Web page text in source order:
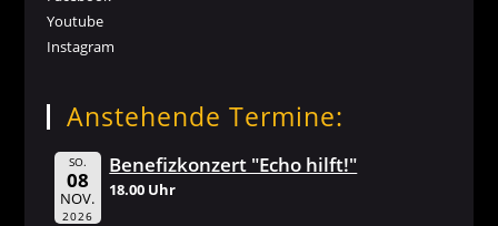
Youtube
Instagram
Anstehende Termine:
SO.
08
NOV.
2026
Benefizkonzert "Echo hilft!"
18.00 Uhr